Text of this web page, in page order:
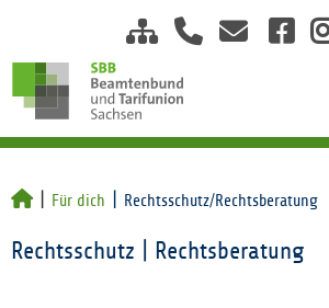
Für dich Rechtsschutz/Rechtsberatung
Rechtsschutz | Rechtsberatung